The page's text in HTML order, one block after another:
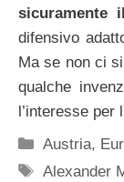
sicuramente
difensivo
Ma se non ci
qualche
l’interesse per
Categorie
Austria,
Tag
Alexander